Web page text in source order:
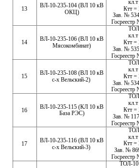
13
ВЛ-10-235-104 (ВЛ 10 кВ
ОКЦ)
14
ВЛ-10-235-106 (ВЛ 10 кВ
Мясокомбинат)
15
ВЛ-10-235-108 (ВЛ 10 кВ
с-х Вельский-2)
16
ВЛ-10-235-115 (КЛ 10 кВ
База РЭС)
17
ВЛ-10-235-116 (ВЛ 10 кВ
с-х Вельский-3)
Ктт =
Зав. №
Ктт =
Зав. №
Ктт =
Зав. №
Ктт =
Зав. №
Ктт =
Зав. №
ТОЛ-